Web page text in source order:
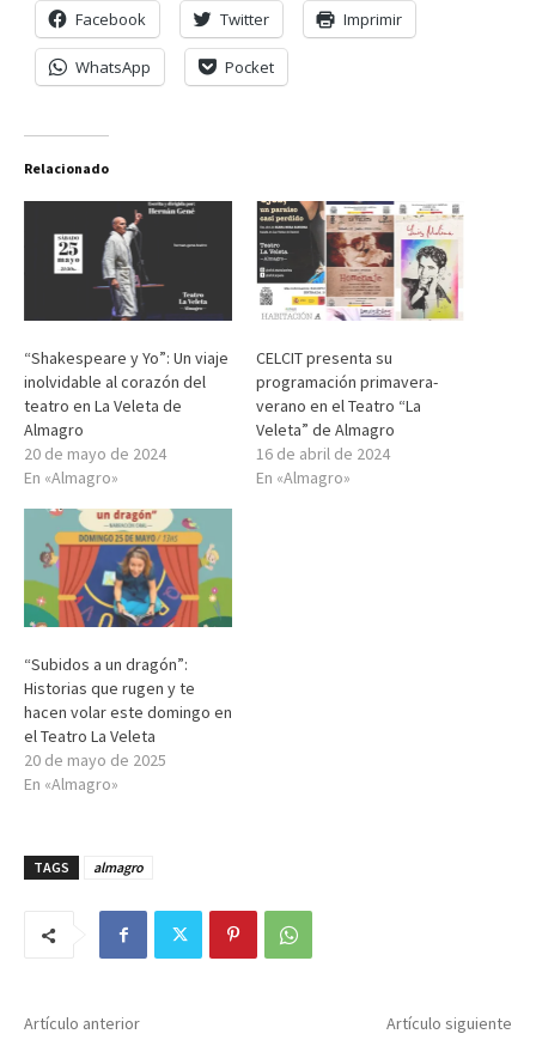
Facebook Twitter Imprimir
WhatsApp Pocket
Relacionado
“Shakespeare y Yo”: Un viaje
inolvidable al corazón del
teatro en La Veleta de
Almagro
20 de mayo de 2024
En «Almagro»
CELCIT presenta su
programación primavera-
verano en el Teatro “La
Veleta” de Almagro
16 de abril de 2024
En «Almagro»
“Subidos a un dragón”:
Historias que rugen y te
hacen volar este domingo en
el Teatro La Veleta
20 de mayo de 2025
En «Almagro»
TAGS almagro
Artículo anterior Artículo siguiente